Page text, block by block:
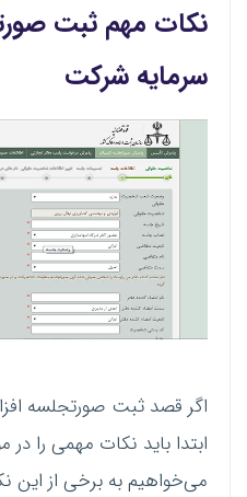
نکات مهم ثبت
سرمایه شرکت
اگر قصد ثبت صورتجلسه
ابتدا باید نکات مهمی را
می‌خواهیم به برخی از این